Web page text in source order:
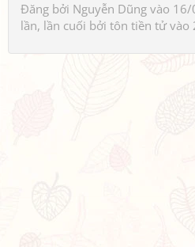
Đăng bởi Nguyễn Dũng vào 16/
lần, lần cuối bởi tôn tiền tửvào